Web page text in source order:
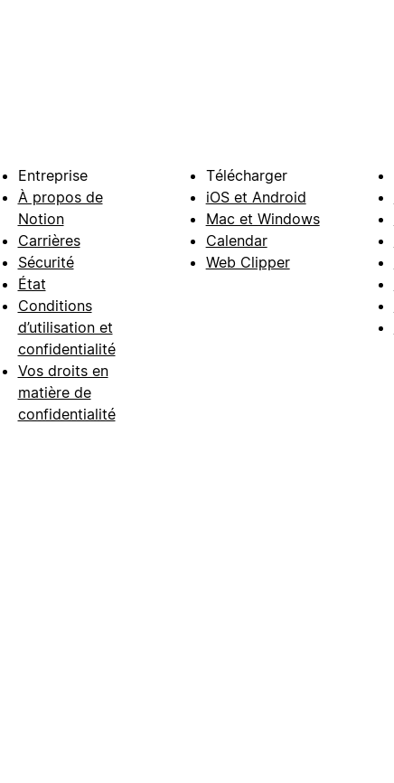
Entreprise
À propos de
Notion
Carrières
Sécurité
État
Conditions
d’utilisation et
confidentialité
Vos droits en
matière de
confidentialité
Télécharger
iOS et Android
Mac et Windows
Calendar
Web Clipper